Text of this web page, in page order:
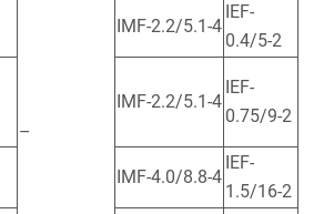
–
IMF-2.2/5.1-4
IEF-
0.4/5-2
IMF-2.2/5.1-4
IEF-
0.75/9-2
IMF-4.0/8.8-4
IEF-
1.5/16-2